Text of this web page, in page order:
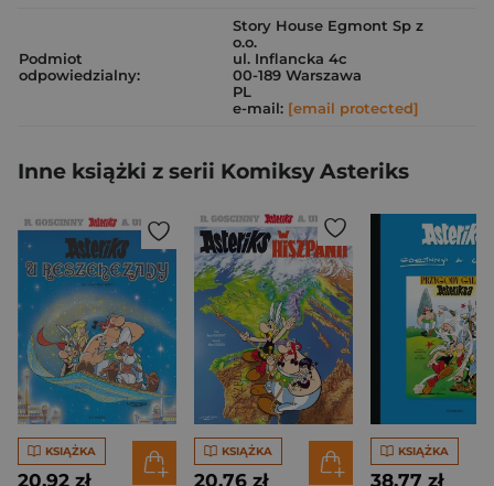
Podmiot
odpowiedzialny:
Story House Egmont Sp z
o.o.
ul. Inflancka 4c
00-189 Warszawa
PL
e-mail: [email protected]
Inne książki z serii Komiksy Asteriks
KSIĄŻKA
20,92 zł
KSIĄŻKA
20,76 zł
KSIĄŻKA
38,77 zł